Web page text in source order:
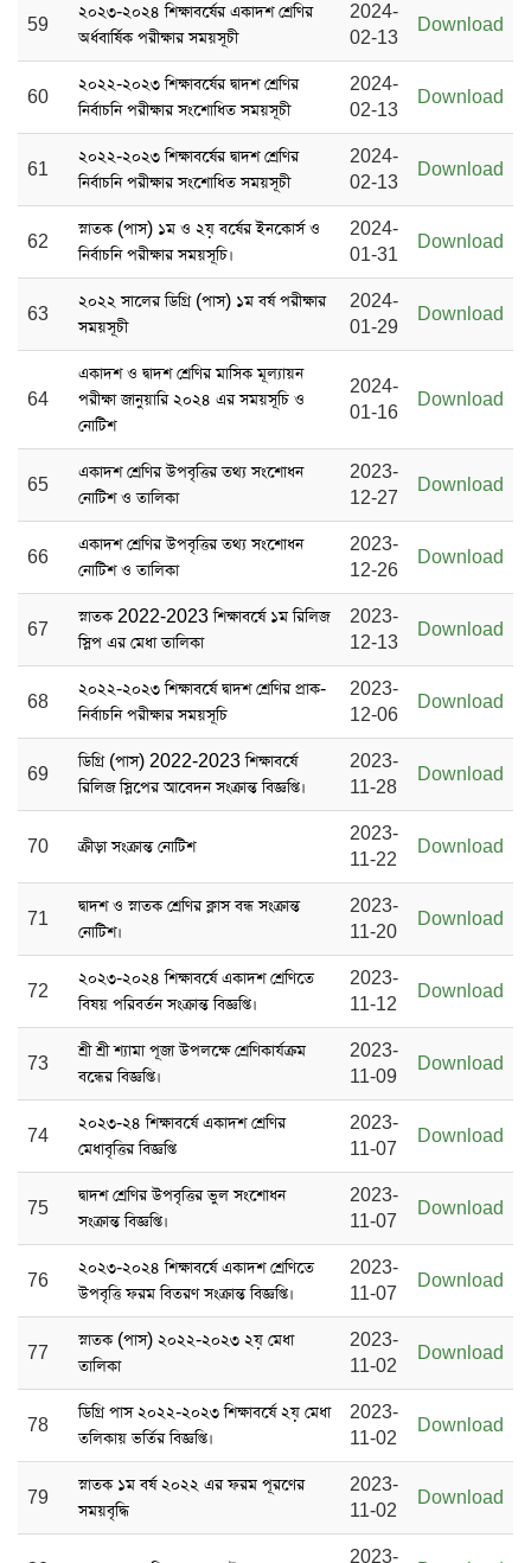
59
২০২৩-২০২৪ শিক্ষাবর্ষের একাদশ শ্রেণির
অর্ধবার্ষিক পরীক্ষার সময়সূচী
2024-
02-13
Download
60
২০২২-২০২৩ শিক্ষাবর্ষের দ্বাদশ শ্রেণির
নির্বাচনি পরীক্ষার সংশোধিত সময়সূচী
2024-
02-13
Download
61
২০২২-২০২৩ শিক্ষাবর্ষের দ্বাদশ শ্রেণির
নির্বাচনি পরীক্ষার সংশোধিত সময়সূচী
2024-
02-13
Download
62
স্নাতক (পাস) ১ম ও ২য় বর্ষের ইনকোর্স ও
নির্বাচনি পরীক্ষার সময়সূচি।
2024-
01-31
Download
63
২০২২ সালের ডিগ্রি (পাস) ১ম বর্ষ পরীক্ষার
সময়সূচী
2024-
01-29
Download
64
একাদশ ও দ্বাদশ শ্রেণির মাসিক মূল্যায়ন
পরীক্ষা জানুয়ারি ২০২৪ এর সময়সূচি ও
নোটিশ
2024-
01-16
Download
65
একাদশ শ্রেণির উপবৃত্তির তথ্য সংশোধন
নোটিশ ও তালিকা
2023-
12-27
Download
66
একাদশ শ্রেণির উপবৃত্তির তথ্য সংশোধন
নোটিশ ও তালিকা
2023-
12-26
Download
67
স্নাতক 2022-2023 শিক্ষাবর্ষে ১ম রিলিজ
স্লিপ এর মেধা তালিকা
2023-
12-13
Download
68
২০২২-২০২৩ শিক্ষাবর্ষে দ্বাদশ শ্রেণির প্রাক-
নির্বাচনি পরীক্ষার সময়সূচি
2023-
12-06
Download
69
ডিগ্রি (পাস) 2022-2023 শিক্ষাবর্ষে
রিলিজ স্লিপের আবেদন সংক্রান্ত বিজ্ঞপ্তি।
2023-
11-28
Download
70 ক্রীড়া সংক্রান্ত নোটিশ
2023-
11-22
Download
71
দ্বাদশ ও স্নাতক শ্রেণির ক্লাস বন্ধ সংক্রান্ত
নোটিশ।
2023-
11-20
Download
72
২০২৩-২০২৪ শিক্ষাবর্ষে একাদশ শ্রেণিতে
বিষয় পরিবর্তন সংক্রান্ত বিজ্ঞপ্তি।
2023-
11-12
Download
73
শ্রী শ্রী শ্যামা পূজা উপলক্ষে শ্রেণিকার্যক্রম
বন্ধের বিজ্ঞপ্তি।
2023-
11-09
Download
74
২০২৩-২৪ শিক্ষাবর্ষে একাদশ শ্রেণির
মেধাবৃত্তির বিজ্ঞপ্তি
2023-
11-07
Download
75
দ্বাদশ শ্রেণির উপবৃত্তির ভুল সংশোধন
সংক্রান্ত বিজ্ঞপ্তি।
2023-
11-07
Download
76
২০২৩-২০২৪ শিক্ষাবর্ষে একাদশ শ্রেণিতে
উপবৃত্তি ফরম বিতরণ সংক্রান্ত বিজ্ঞপ্তি।
2023-
11-07
Download
77
স্নাতক (পাস) ২০২২-২০২৩ ২য় মেধা
তালিকা
2023-
11-02
Download
78
ডিগ্রি পাস ২০২২-২০২৩ শিক্ষাবর্ষে ২য় মেধা
তলিকায় ভর্তির বিজ্ঞপ্তি।
2023-
11-02
Download
79
স্নাতক ১ম বর্ষ ২০২২ এর ফরম পূরণের
সময়বৃদ্ধি
2023-
11-02
Download
2023-